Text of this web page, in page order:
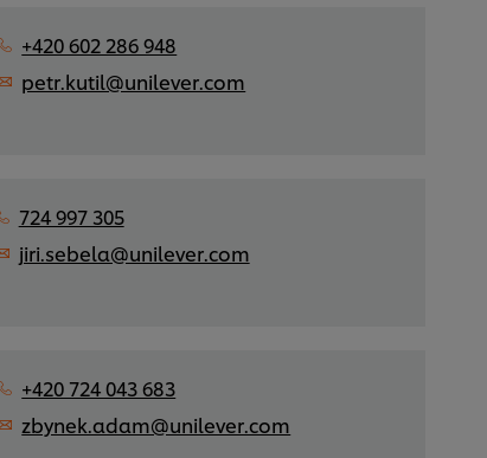
+420 602 286 948
petr.kutil@unilever.com
724 997 305
jiri.sebela@unilever.com
+420 724 043 683
zbynek.adam@unilever.com